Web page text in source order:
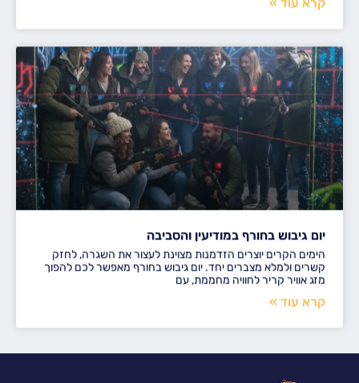
יום גיבוש בחורף במודיעין והסביבה
הימים הקרים יוצרים הזדמנות מצוינת לעצור את השגרה, לחזק
קשרים ולמלא מצברים יחד. יום גיבוש בחורף מאפשר לכם להפוך
מזג אוויר קריר לחוויה מחממת, עם
קרא עוד »